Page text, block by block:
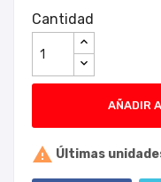
Cantidad
AÑADIR
 Últimas